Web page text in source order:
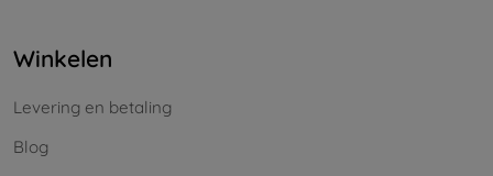
Winkelen
Levering en betaling
Blog